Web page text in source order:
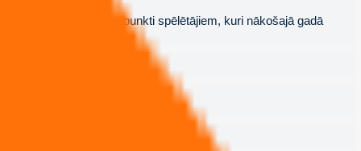
dienas.
Tennis Europe punkti spēlētājiem, kuri nākošajā gadā
dienas.